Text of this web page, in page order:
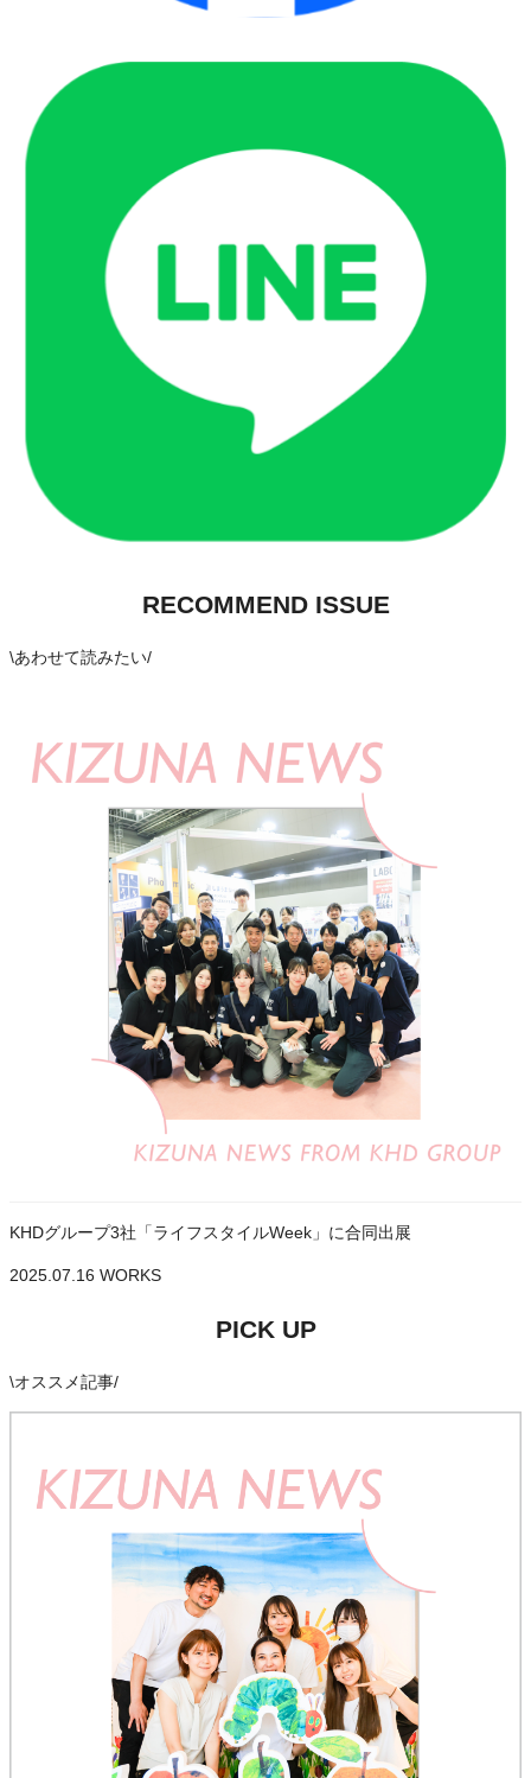
RECOMMEND ISSUE
\あわせて読みたい/
KHDグループ3社「ライフスタイルWeek」に合同出展
2025.07.16 WORKS
PICK UP
\オススメ記事/